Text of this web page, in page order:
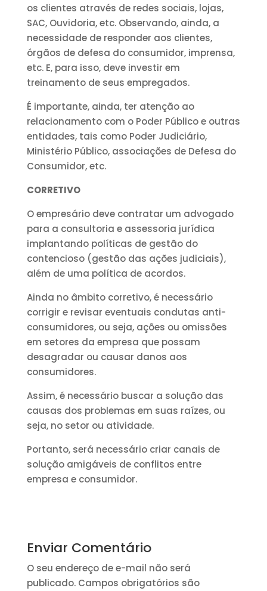
os clientes através de redes sociais, lojas,
SAC, Ouvidoria, etc. Observando, ainda, a
necessidade de responder aos clientes,
órgãos de defesa do consumidor, imprensa,
etc. E, para isso, deve investir em
treinamento de seus empregados.
É importante, ainda, ter atenção ao
relacionamento com o Poder Público e outras
entidades, tais como Poder Judiciário,
Ministério Público, associações de Defesa do
Consumidor, etc.
CORRETIVO
O empresário deve contratar um advogado
para a consultoria e assessoria jurídica
implantando políticas de gestão do
contencioso (gestão das ações judiciais),
além de uma política de acordos.
Ainda no âmbito corretivo, é necessário
corrigir e revisar eventuais condutas anti-
consumidores, ou seja, ações ou omissões
em setores da empresa que possam
desagradar ou causar danos aos
consumidores.
Assim, é necessário buscar a solução das
causas dos problemas em suas raízes, ou
seja, no setor ou atividade.
Portanto, será necessário criar canais de
solução amigáveis de conflitos entre
empresa e consumidor.
Enviar Comentário
O seu endereço de e-mail não será
publicado. Campos obrigatórios são